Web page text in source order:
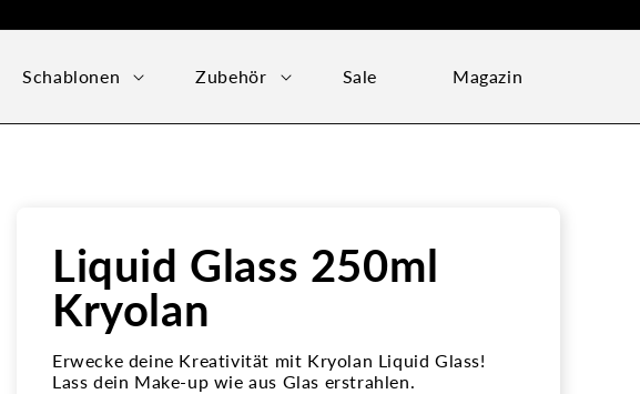
Schablonen Zubehör Sale Magazin
Liquid Glass 250ml
Kryolan
Erwecke deine Kreativität mit Kryolan Liquid Glass!
Lass dein Make-up wie aus Glas erstrahlen.